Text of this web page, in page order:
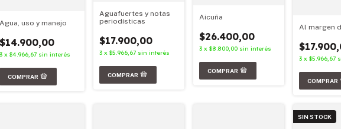
Agua, uso y manejo
$14.900,00
3 x $4.966,67 sin interés
Aguafuertes y notas
periodísticas
$17.900,00
3 x $5.966,67 sin interés
Aicuña
$26.400,00
3 x $8.800,00 sin interés
Al margen
3 x $5.966,67
SIN STOCK